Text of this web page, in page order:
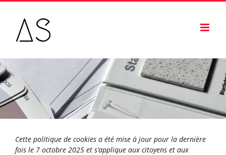
Passer
contenu
Cette politique de cookies a été mise à jour pour la dernière
fois le 7 octobre 2025 et s’applique aux citoyens et aux